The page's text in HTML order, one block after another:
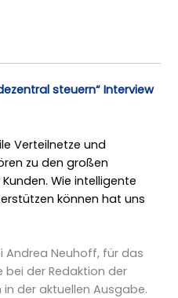
steuern“ Interview
Verteilnetze und
zu den großen
Wie intelligente
können hat uns
Andrea Neuhoff, für das
bei der Redaktion der
in der aktuellen Ausgabe.